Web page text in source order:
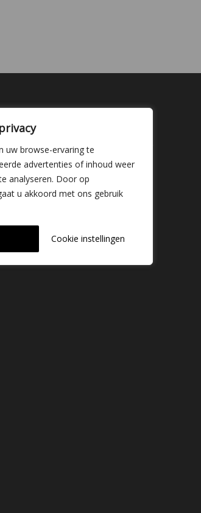
uw browse-ervaring te
advertenties of inhoud weer
analyseren. Door op
u akkoord met ons gebruik
Cookie instellingen
Kwekerij Delfgauw
Vrederustlaan 10
015 262 0429